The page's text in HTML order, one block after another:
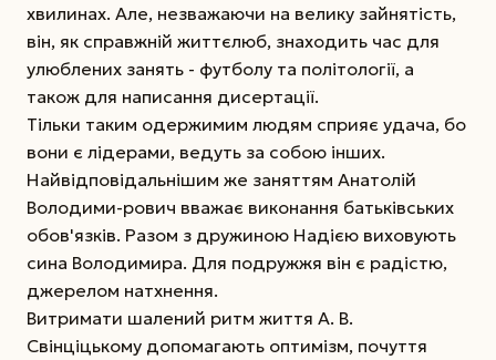
хвилинах. Але, незважаючи на велику зайнятість,
він, як справжній життєлюб, знаходить час для
улюблених занять - футболу та політології, а
також для написання дисертації.
Тільки таким одержимим людям сприяє удача, бо
вони є лідерами, ведуть за собою інших.
Найвідповідальнішим же заняттям Анатолій
Володими-рович вважає виконання батьківських
обов'язків. Разом з дружиною Надією виховують
сина Володимира. Для подружжя він є радістю,
джерелом натхнення.
Витримати шалений ритм життя А. В.
Свінціцькому допомагають оптимізм, почуття